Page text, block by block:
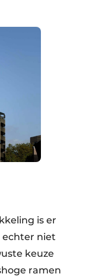
is er
echter niet
keuze
ramen